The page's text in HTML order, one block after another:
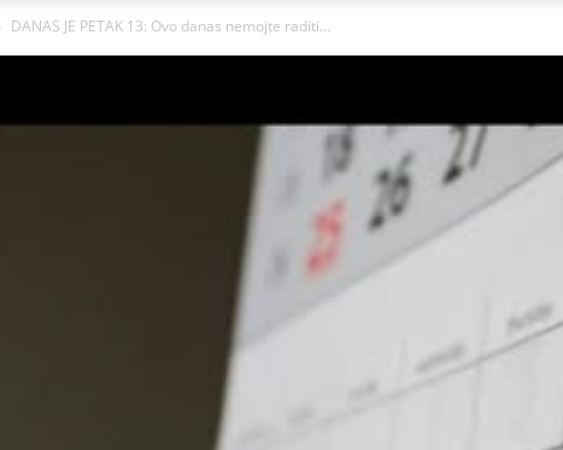
DANAS JE PETAK 13: Ovo danas nemojte raditi…